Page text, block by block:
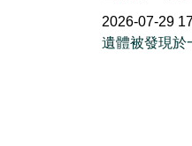
2026-07-29
遺體被發現於